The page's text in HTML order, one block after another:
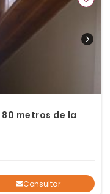
Consultar